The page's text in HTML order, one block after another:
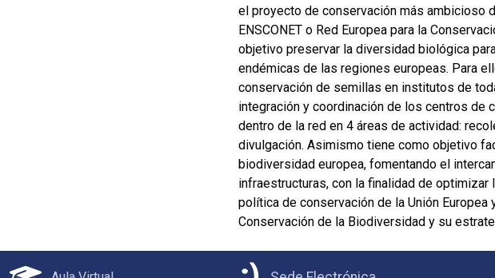
el proyecto de conservación más ambicioso
ENSCONET o Red Europea para la
objetivo preservar la diversidad biológica
endémicas de las regiones europeas. Para
conservación de semillas en institutos de
integración y coordinación de los centros de
dentro de la red en 4 áreas de actividad:
divulgación. Asimismo tiene como objetivo
biodiversidad europea, fomentando el
infraestructuras, con la finalidad de
política de conservación de la Unión
Conservación de la Biodiversidad y su